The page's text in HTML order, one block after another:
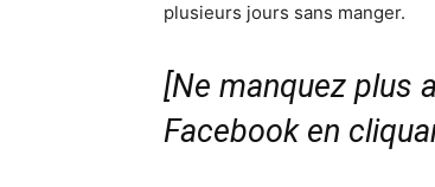
plusieurs jours sans manger.
[Ne manquez plus
Facebook en